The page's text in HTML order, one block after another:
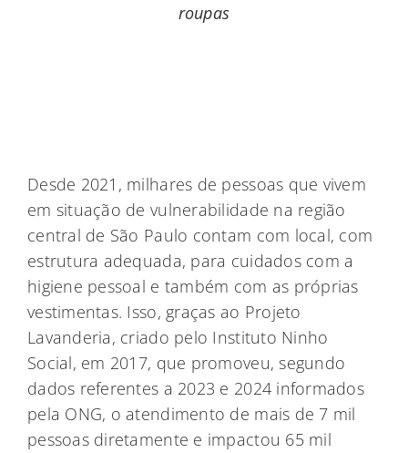
roupas
Desde 2021, milhares de pessoas que vivem
em situação de vulnerabilidade na região
central de São Paulo contam com local, com
estrutura adequada, para cuidados com a
higiene pessoal e também com as próprias
vestimentas. Isso, graças ao Projeto
Lavanderia, criado pelo Instituto Ninho
Social, em 2017, que promoveu, segundo
dados referentes a 2023 e 2024 informados
pela ONG, o atendimento de mais de 7 mil
pessoas diretamente e impactou 65 mil